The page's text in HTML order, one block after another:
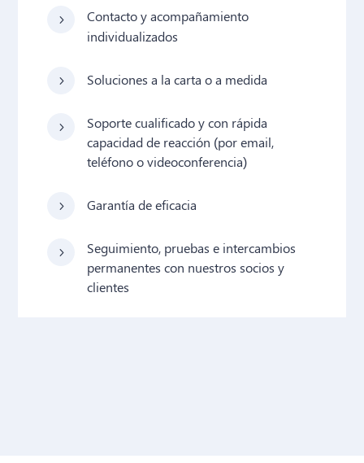
5
Contacto y acompañamiento
individualizados
5 Soluciones a la carta o a medida
5
Soporte cualificado y con rápida
capacidad de reacción (por email,
teléfono o videoconferencia)
5 Garantía de eficacia
5
Seguimiento, pruebas e intercambios
permanentes con nuestros socios y
clientes